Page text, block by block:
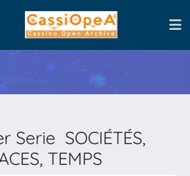
Serie SOCIÉTÉS,
TEMPS